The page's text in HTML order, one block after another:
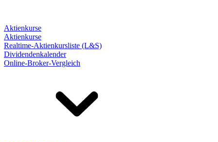
Aktienkurse
Aktienkurse
Realtime-Aktienkursliste (L&S)
Dividendenkalender
Online-Broker-Vergleich